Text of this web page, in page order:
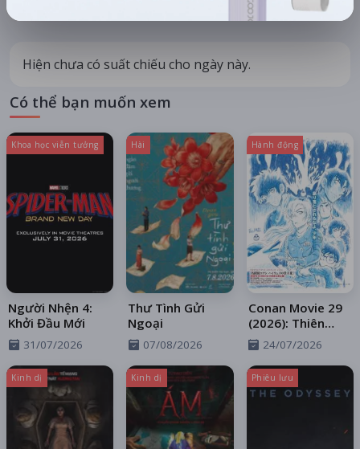
Hiện chưa có suất chiếu cho ngày này.
Có thể bạn muốn xem
Khoa học viễn tưởng
Người Nhện 4:
Khởi Đầu Mới
31/07/2026
Hài
Thư Tình Gửi
Ngoại
07/08/2026
Hành động
Conan Movie 29
(2026): Thiên
Thần Sa Ngã
Trên Xa Lộ
24/07/2026
Kinh dị Kinh dị Phiêu lưu